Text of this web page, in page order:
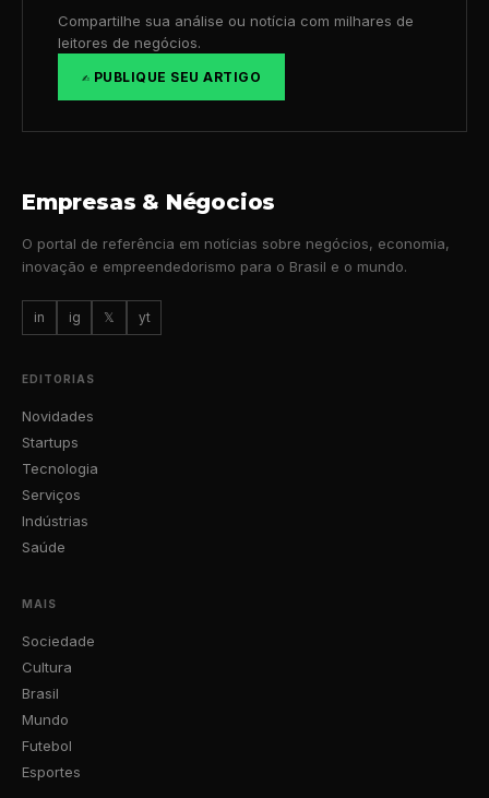
Compartilhe sua análise ou notícia com milhares de
leitores de negócios.
✍️ PUBLIQUE SEU ARTIGO
Empresas & Négocios
O portal de referência em notícias sobre negócios, economia,
inovação e empreendedorismo para o Brasil e o mundo.
in ig 𝕏 yt
EDITORIAS
Novidades
Startups
Tecnologia
Serviços
Indústrias
Saúde
MAIS
Sociedade
Cultura
Brasil
Mundo
Futebol
Esportes